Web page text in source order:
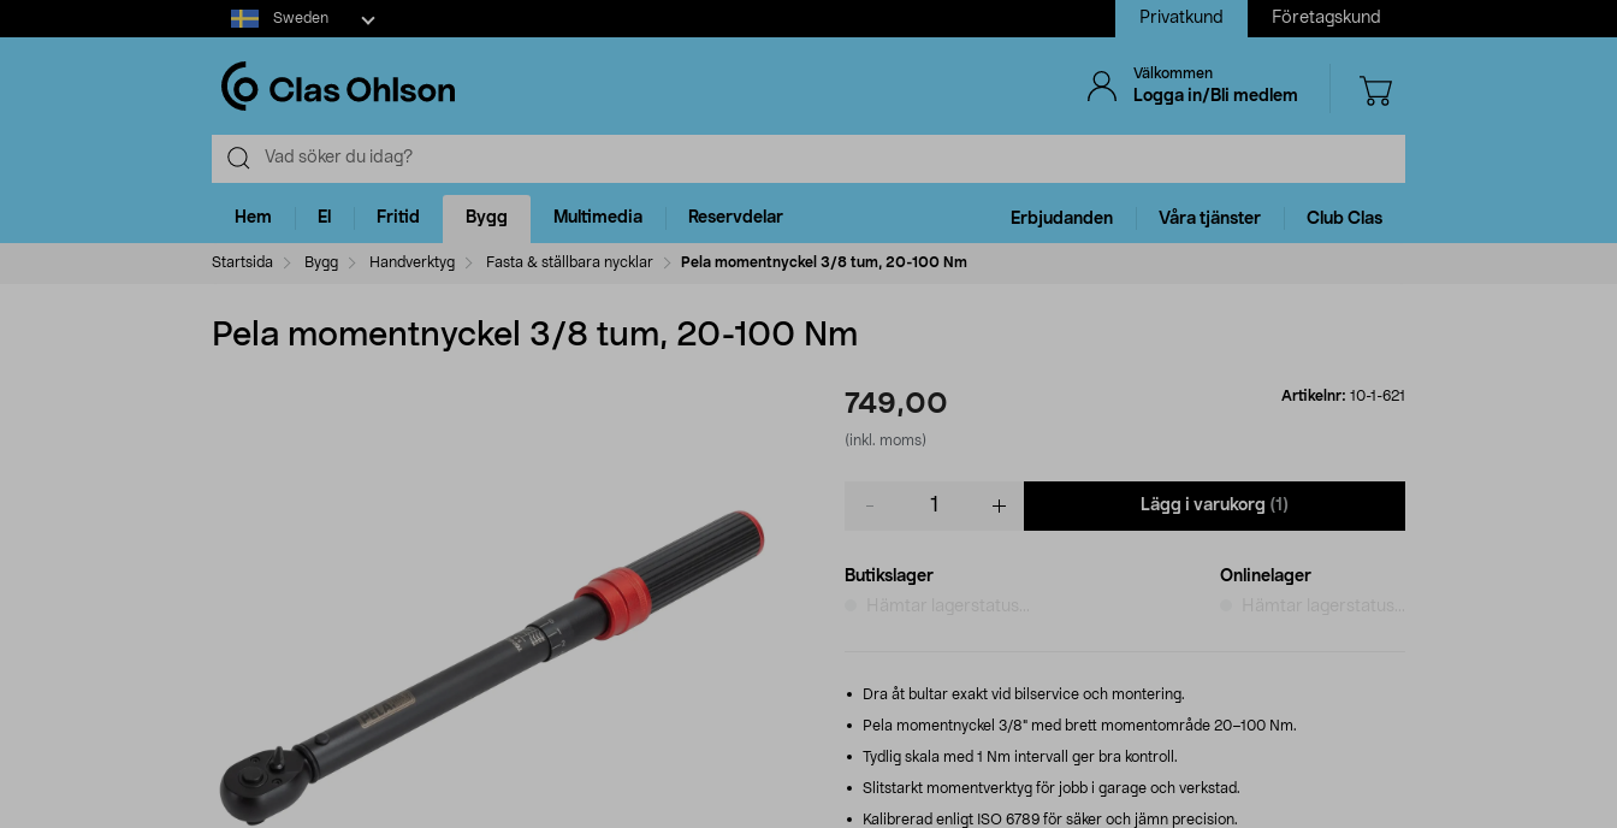
Select
market
Sweden Privatkund Företagskund
Välkommen
Logga in/Bli medlem
Hem El Fritid Bygg Multimedia Reservdelar Erbjudanden Våra tjänster Club Clas
Startsida Bygg Handverktyg Fasta & ställbara nycklar Pela momentnyckel 3/8 tum, 20-100 Nm
Pela momentnyckel 3/8 tum, 20-100 Nm
749,00
(inkl. moms)
Artikelnr: 10-1-621
Lägg i varukorg (1)
Butikslager
Onlinelager
Dra åt bultar exakt vid bilservice och montering.
Pela momentnyckel 3/8" med brett momentområde 20–100 Nm.
Tydlig skala med 1 Nm intervall ger bra kontroll.
Slitstarkt momentverktyg för jobb i garage och verkstad.
Kalibrerad enligt ISO 6789 för säker och jämn precision.